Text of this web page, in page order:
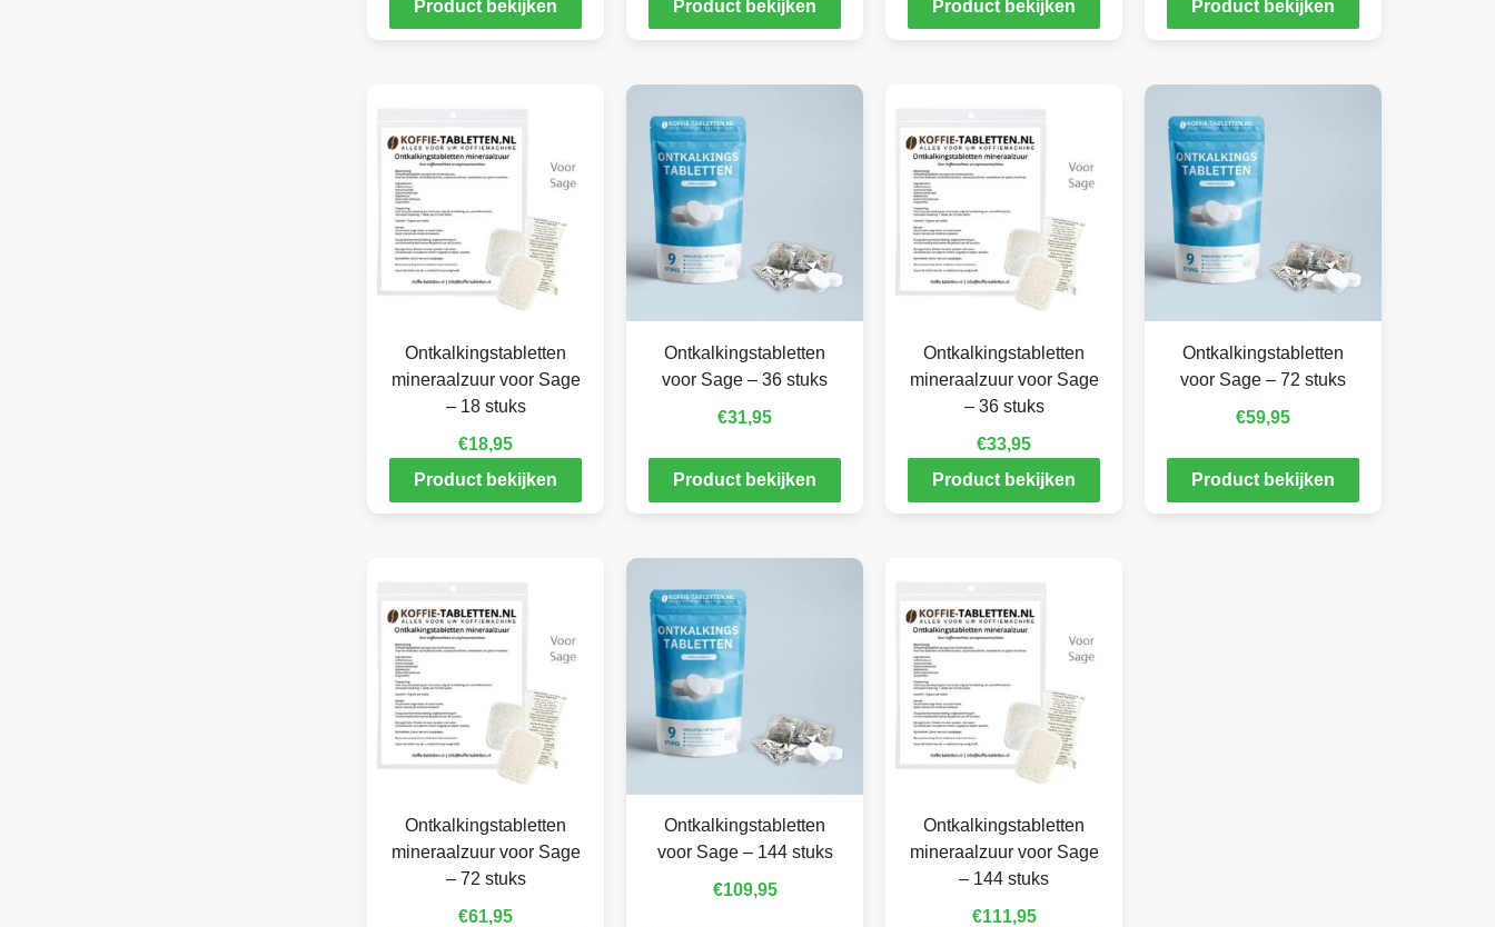
Product bekijken
Product bekijken
Product bekijken
Product bekijken
Ontkalkingstabletten
mineraalzuur voor Sage
– 18 stuks
€18,95
Product bekijken
Ontkalkingstabletten
voor Sage – 36 stuks
€31,95
Product bekijken
Ontkalkingstabletten
mineraalzuur voor Sage
– 36 stuks
€33,95
Product bekijken
Ontkalkingstabletten
voor Sage – 72 stuks
€59,95
Product bekijken
Ontkalkingstabletten
mineraalzuur voor Sage
– 72 stuks
€61,95
Ontkalkingstabletten
voor Sage – 144 stuks
€109,95
Ontkalkingstabletten
mineraalzuur voor Sage
– 144 stuks
€111,95